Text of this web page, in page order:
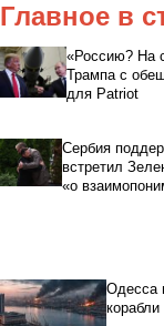
Главное в
«Россию? На
Трампа с
для Patriot
Сербия
встретил
«о
Одесса